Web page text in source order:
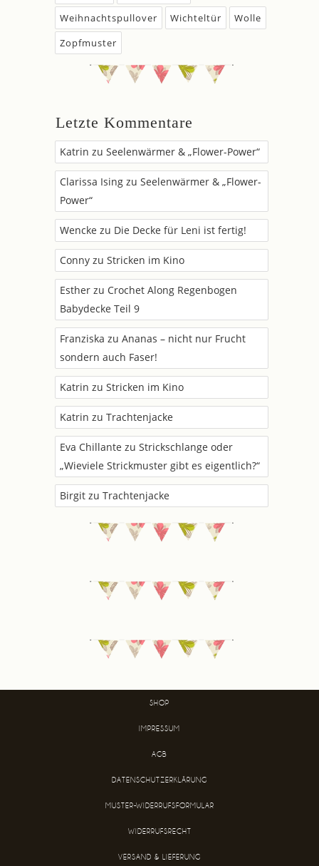
Weihnachtspullover
Wichteltür
Wolle
Zopfmuster
Letzte Kommentare
Katrin zu Seelenwärmer & „Flower-Power“
Clarissa Ising zu Seelenwärmer & „Flower-
Power“
Wencke zu Die Decke für Leni ist fertig!
Conny zu Stricken im Kino
Esther zu Crochet Along Regenbogen
Babydecke Teil 9
Franziska zu Ananas – nicht nur Frucht
sondern auch Faser!
Katrin zu Stricken im Kino
Katrin zu Trachtenjacke
Eva Chillante zu Strickschlange oder
„Wieviele Strickmuster gibt es eigentlich?“
Birgit zu Trachtenjacke
SHOP
IMPRESSUM
AGB
DATENSCHUTZERKLÄRUNG
MUSTER-WIDERRUFSFORMULAR
WIDERRUFSRECHT
VERSAND & LIEFERUNG